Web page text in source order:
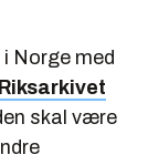
Norge med
skal være